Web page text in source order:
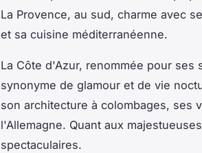
La Provence, au sud, charme avec
et sa cuisine méditerranéenne.
La Côte d'Azur, renommée pour
synonyme de glamour et de vie
son architecture à colombages, ses
l'Allemagne. Quant aux
spectaculaires.